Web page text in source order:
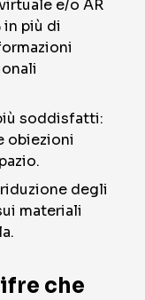
e/o AR
in più di
soddisfatti:
obiezioni
degli
materiali
che